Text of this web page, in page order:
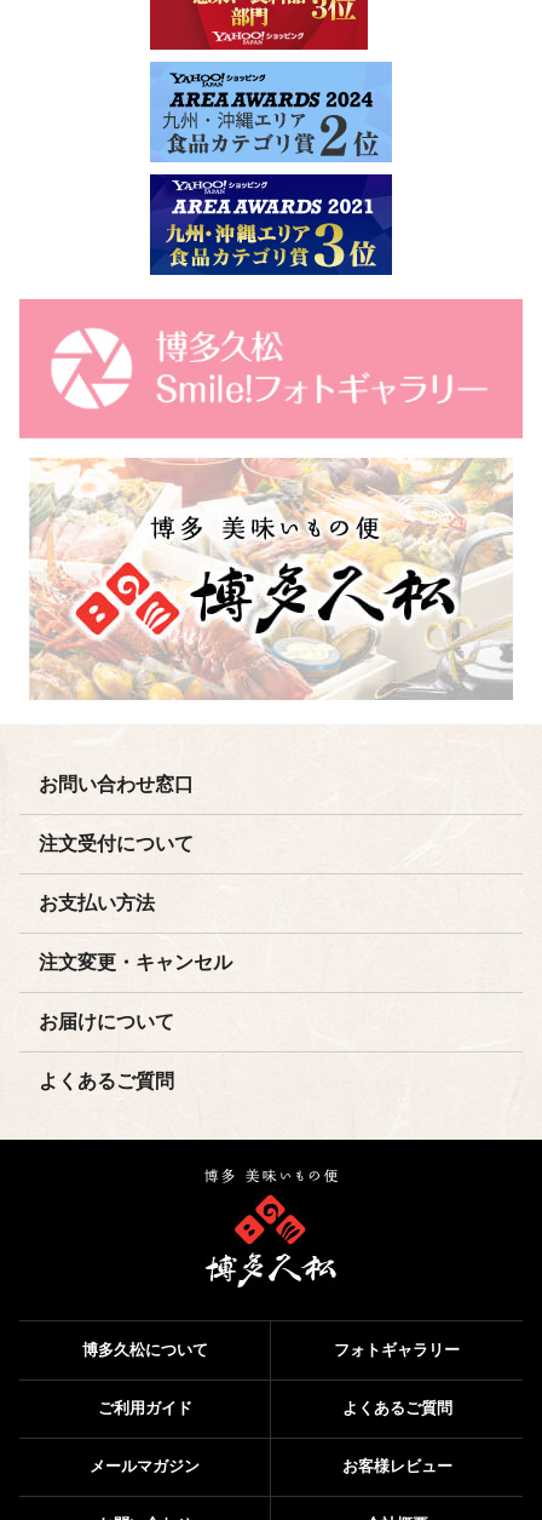
お問い合わせ窓口
注文受付について
お支払い方法
注文変更・キャンセル
お届けについて
よくあるご質問
博多久松について フォトギャラリー
ご利用ガイド よくあるご質問
メールマガジン お客様レビュー